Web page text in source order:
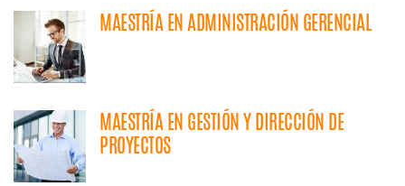
MAESTRÍA EN ADMINISTRACIÓN GERENCIAL
MAESTRÍA EN GESTIÓN Y DIRECCIÓN DE
PROYECTOS